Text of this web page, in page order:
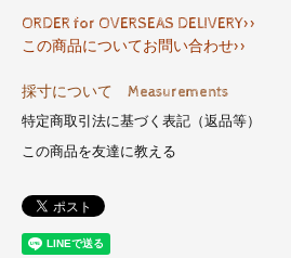
ORDER for OVERSEAS DELIVERY>>
この商品についてお問い合わせ>>
採寸について Measurements
特定商取引法に基づく表記（返品等）
この商品を友達に教える